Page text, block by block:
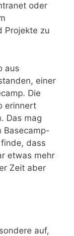
oder
Projekte zu
aus
einer
Die
erinnert
Das mag
Basecamp-
dass
etwas mehr
Zeit aber
auf,